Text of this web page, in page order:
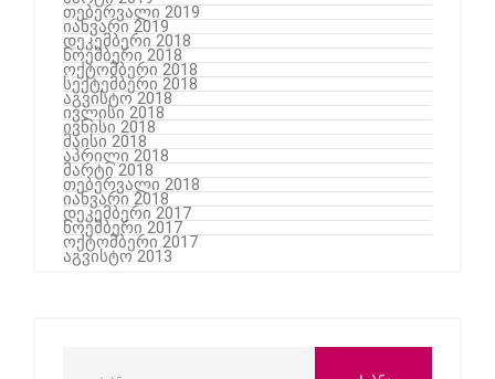
თებერვალი 2019
იანვარი 2019
დეკემბერი 2018
ნოემბერი 2018
ოქტომბერი 2018
სექტემბერი 2018
აგვისტო 2018
ივლისი 2018
ივნისი 2018
მაისი 2018
აპრილი 2018
მარტი 2018
თებერვალი 2018
იანვარი 2018
დეკემბერი 2017
ნოემბერი 2017
ოქტომბერი 2017
აგვისტო 2013